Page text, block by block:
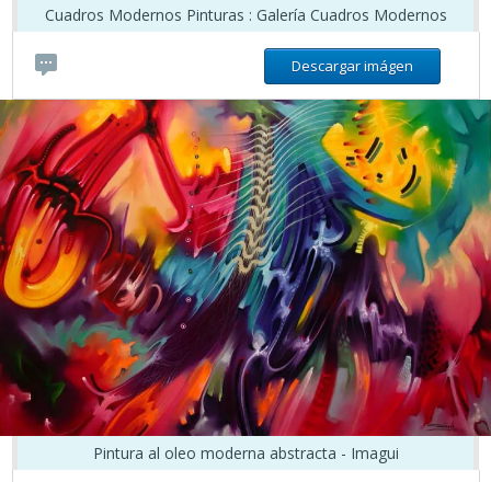
Cuadros Modernos Pinturas : Galería Cuadros Modernos
Descargar imágen
Pintura al oleo moderna abstracta - Imagui